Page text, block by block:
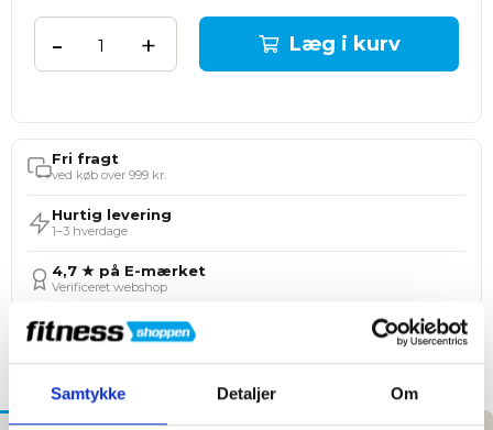
Samtykke Detaljer Om
+
- Læg i kurv
Fri fragt
ved køb over 999 kr.
Hurtig levering
1–3 hverdage
4,7 ★ på E-mærket
Verificeret webshop
Beskrivelse Specifikationer Manualer/Guides Anmeldelser